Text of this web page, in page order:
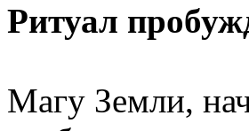
Ритуал
Магу Земли,